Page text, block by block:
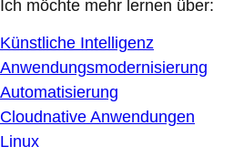
Ich möchte mehr lernen über:
Künstliche Intelligenz
Anwendungsmodernisierung
Automatisierung
Cloudnative Anwendungen
Linux